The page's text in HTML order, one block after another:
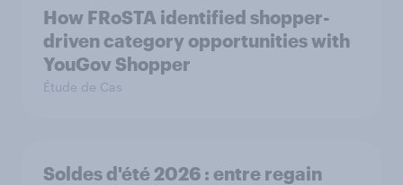
How FRoSTA identified shopper-
driven category opportunities with
YouGov Shopper
Étude de Cas
Soldes d'été 2026 : entre regain